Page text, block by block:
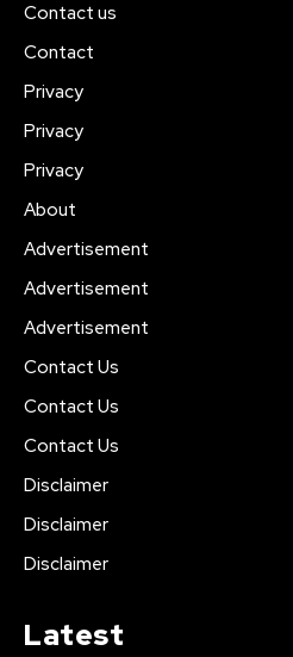
Contact us
Contact
Privacy
Privacy
Privacy
About
Advertisement
Advertisement
Advertisement
Contact Us
Contact Us
Contact Us
Disclaimer
Disclaimer
Disclaimer
Latest